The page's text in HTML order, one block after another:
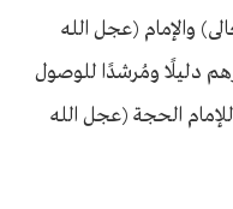
والإمام (عجل الله
دليلًا ومُرشدًا للوصول
الحجة (عجل الله